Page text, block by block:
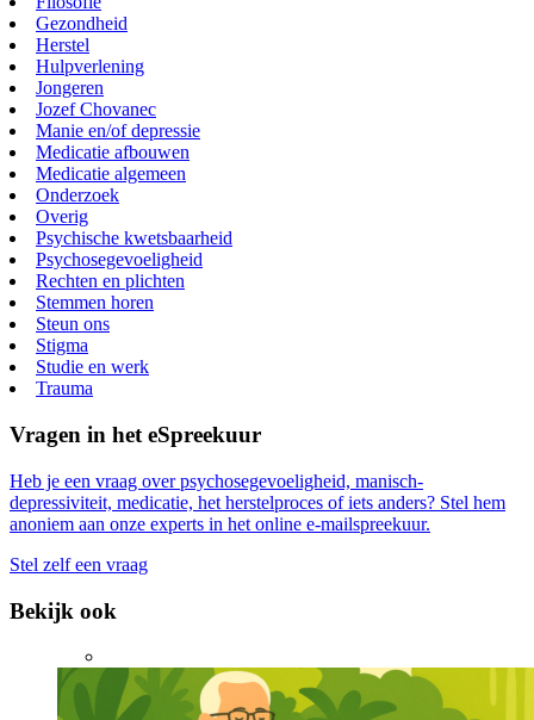
Gezondheid
Herstel
Hulpverlening
Jongeren
Jozef Chovanec
Manie en/of depressie
Medicatie afbouwen
Medicatie algemeen
Onderzoek
Overig
Psychische kwetsbaarheid
Psychosegevoeligheid
Rechten en plichten
Stemmen horen
Steun ons
Stigma
Studie en werk
Trauma
Vragen in het eSpreekuur
Heb je een vraag over psychosegevoeligheid, manisch-
depressiviteit, medicatie, het herstelproces of iets anders? Stel hem
anoniem aan onze experts in het online e-mailspreekuur.
Stel zelf een vraag
Bekijk ook